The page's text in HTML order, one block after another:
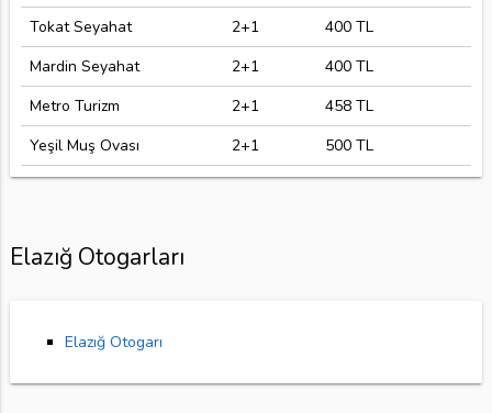
Tokat Seyahat
2+1
400 TL
Mardin Seyahat
2+1
400 TL
Metro Turizm
2+1
458 TL
Yeşil Muş Ovası
2+1 500 TL
Elazığ Otogarları
Elazığ Otogarı